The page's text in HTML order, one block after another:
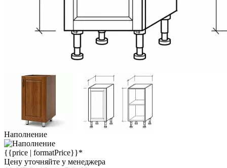
Наполнение
{{price | formatPrice}}*
Цену уточняйте у менеджера